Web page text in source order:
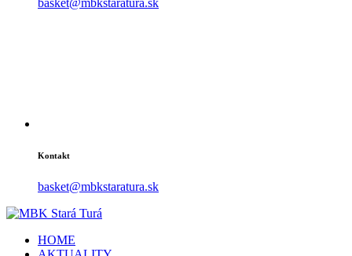
basket@mbkstaratura.sk
Kontakt
basket@mbkstaratura.sk
HOME